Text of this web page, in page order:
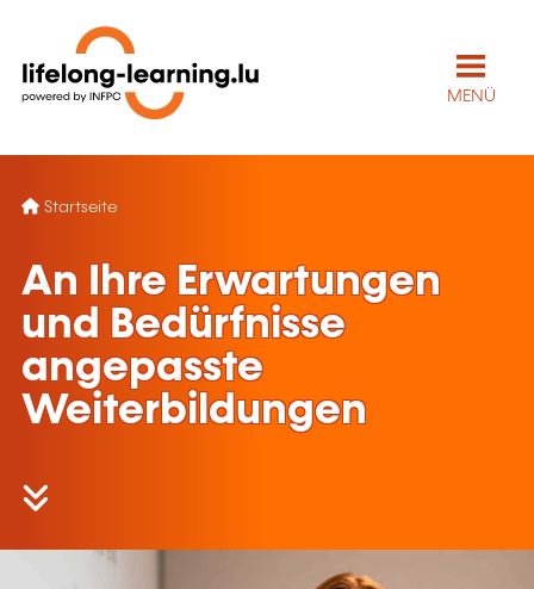
MENÜ
Startseite
An Ihre Erwartungen
und Bedürfnisse
angepasste
Weiterbildungen